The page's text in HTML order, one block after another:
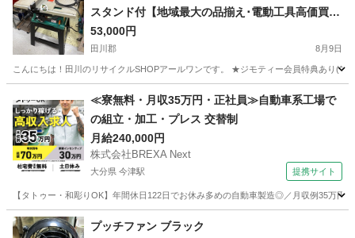
スタンド付【地域最大の品揃え･電動工具高価買取
アールワン田川】
53,000円
田川郡 8月9日
こんにちは！田川のリサイクルSHOPアールワンです。 ★ジモティー会員特典あり
その他 電動工具
≪寮無料・月収35万円・正社員≫自動車系工場で
の組立・加工・プレス 交替制
月給240,000円
株式会社BREXA Next
大分県 今津駅 提携サイト
【タトゥー・和彫りOK】年間休日122日でお休み多めの自動車製造◎／月収例35万
大分 中津市 今津駅 その他
プッチファン ブラック